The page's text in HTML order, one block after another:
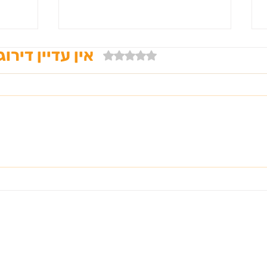
דירוג של 0 מתוך 5 כוכבים אין עדיין